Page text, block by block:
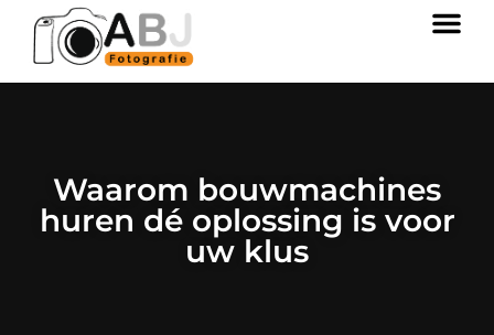
Waarom bouwmachines
huren dé oplossing is voor
uw klus